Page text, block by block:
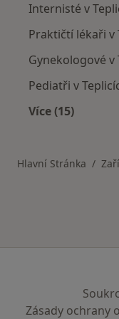
Internisté v
Praktičtí lékaři v
Gynekologové v
Pediatři v
Více (15)
Hlavní Stránka
Zásady ochrany